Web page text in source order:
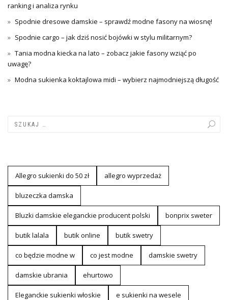
ranking i analiza rynku
Spodnie dresowe damskie – sprawdź modne fasony na wiosnę!
Spodnie cargo – jak dziś nosić bojówki w stylu militarnym?
Tania modna kiecka na lato – zobacz jakie fasony wziąć po
uwagę?
Modna sukienka koktajlowa midi – wybierz najmodniejszą długość
Allegro sukienki do 50 zł allegro wyprzedaż
bluzeczka damska
Bluzki damskie eleganckie producent polski bonprix sweter
butik lalala butik online butik swetry
co będzie modne w co jest modne damskie swetry
damskie ubrania ehurtowo
Eleganckie sukienki włoskie e sukienki na wesele